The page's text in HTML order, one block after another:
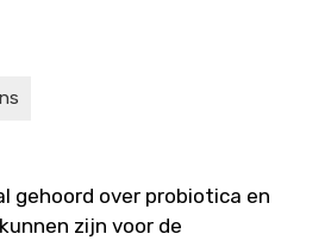
gehoord over probiotica en
zijn voor de